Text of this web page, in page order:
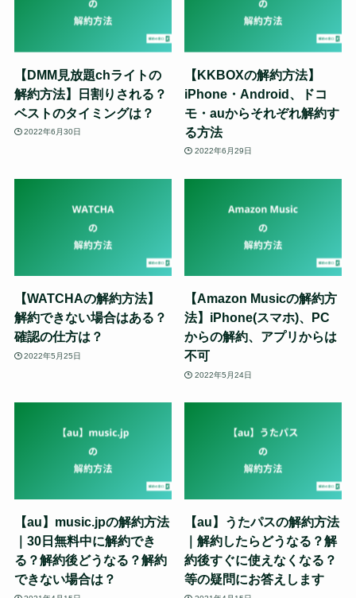
【DMM見放題chライトの
解約方法】日割りされる？
ベストのタイミングは？
2022年6月30日
【KKBOXの解約方法】
iPhone・Android、ドコ
モ・auからそれぞれ解約す
る方法
2022年6月29日
【WATCHAの解約方法】
解約できない場合はある？
確認の仕方は？
2022年5月25日
【Amazon Musicの解約方
法】iPhone(スマホ)、PC
からの解約、アプリからは
不可
2022年5月24日
【au】music.jpの解約方法
｜30日無料中に解約でき
る？解約後どうなる？解約
できない場合は？
【au】うたパスの解約方法
｜解約したらどうなる？解
約後すぐに使えなくなる？
等の疑問にお答えします